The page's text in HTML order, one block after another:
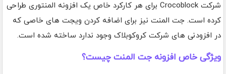
شرکت Crocoblock برای هر کارکرد خاص یک افزونه المنتوری طراحی
کرده است. جت المنت نیز برای اضافه کردن ویجت های خاصی که
در افزودنی های شرکت کروکوبلاک وجود ندارد ساخته شده است.
ویژگی خاص افزونه جت المنت چیست؟